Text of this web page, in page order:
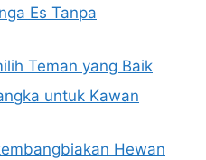
Es Tanpa
Teman yang Baik
untuk Kawan
Hewan